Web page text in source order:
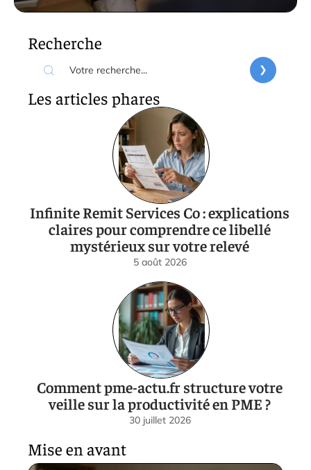
Recherche
Les articles phares
Infinite Remit Services Co : explications
claires pour comprendre ce libellé
mystérieux sur votre relevé
5 août 2026
Comment pme-actu.fr structure votre
veille sur la productivité en PME ?
30 juillet 2026
Mise en avant